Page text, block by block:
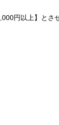
円以上】とさ